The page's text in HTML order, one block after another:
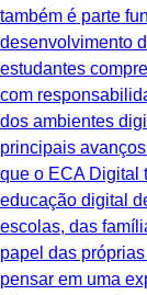
também é parte
desenvolvimento
estudantes
com
dos ambientes
principais
que o ECA Digital
educação digital
escolas, das
papel das
pensar em uma